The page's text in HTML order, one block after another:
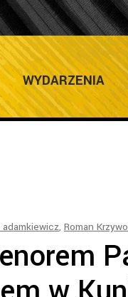
WYDARZENIA
, Roman